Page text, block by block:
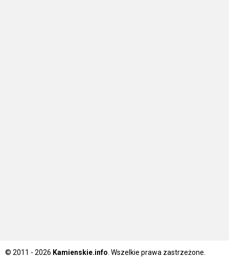
© 2011 - 2026 Kamienskie.info . Wszelkie prawa zastrzeżone.